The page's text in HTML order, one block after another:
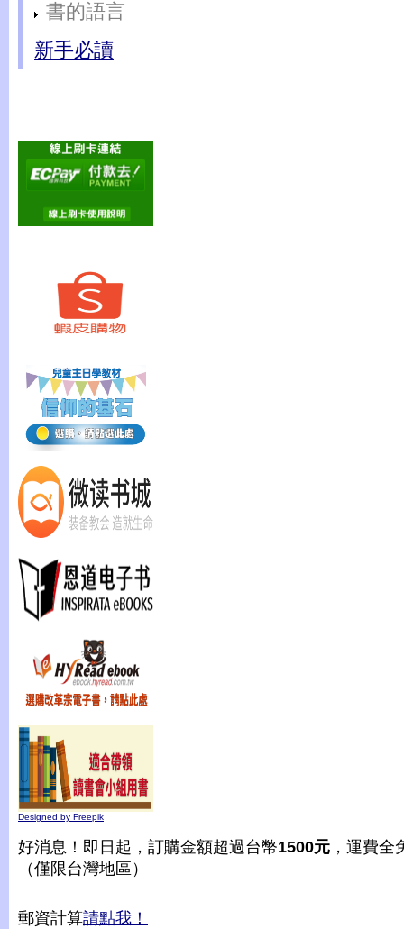
書的語言
新手必讀
Designed by Freepik
好消息！即日起，訂購金額超過台幣1500元 ，運費全
（僅限台灣地區）
郵資計算請點我！